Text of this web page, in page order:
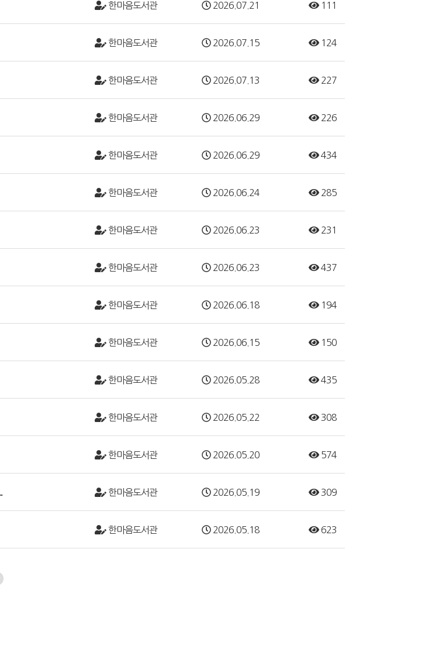
한마음도서관 2026.07.21 111
한마음도서관 2026.07.15 124
한마음도서관 2026.07.13 227
한마음도서관 2026.06.29 226
한마음도서관 2026.06.29 434
한마음도서관 2026.06.24 285
한마음도서관 2026.06.23 231
한마음도서관 2026.06.23 437
한마음도서관 2026.06.18 194
한마음도서관 2026.06.15 150
한마음도서관 2026.05.28 435
한마음도서관 2026.05.22 308
한마음도서관 2026.05.20 574
한마음도서관 2026.05.19 309
한마음도서관 2026.05.18 623